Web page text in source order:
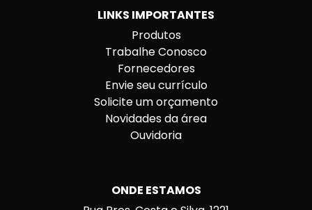
LINKS IMPORTANTES
Produtos
Trabalhe Conosco
Fornecedores
Envie seu currículo
Solicite um orçamento
Novidades da área
Ouvidoria
ONDE ESTAMOS